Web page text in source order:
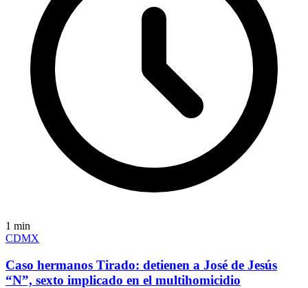
1 min
CDMX
Caso hermanos Tirado: detienen a José de Jesús
“N”, sexto implicado en el multihomicidio